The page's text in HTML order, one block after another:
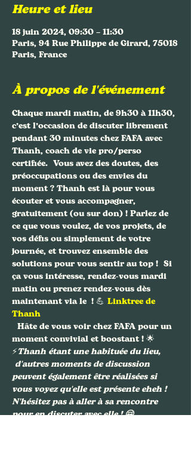
Heure et lieu
18 juin 2024, 09:30 – 11:30
Paris, 94 Rue Philippe de Girard, 75018
Paris, France
À propos de l'événement
Chaque mardi matin, de 9h30 à 11h30,
c’est l’occasion de discuter librement
pendant 30 minutes chez FAFA avec
Thanh, coach de vie pro/perso
certifiée.  Vous avez des doutes, des
préoccupations ou des envies du
moment ? Thanh est là pour vous
écouter et vous accompagner,
gratuitement (ou sur don) ! Parlez de
ce que vous voulez, de vos projets, de
vos défis ou simplement de votre
journée, et trouvez ensemble des
solutions pour vous sentir au top !  Si
ça vous intéresse, rendez-vous mardi
matin ou prenez rendez-vous dès
maintenant via le ! 💪 Linktree de
Thanh
moment convivial et boostant ! 🌟
⚡️Thanh étant une habituée du lieu,
d'autres moments de discussion
peuvent également être réalisées si
vous voyez qu'elle est présente eheh !
N'hésitez pas à aller à sa rencontre
pour en discuter avec elle ! 🤗